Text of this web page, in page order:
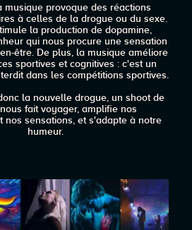
musique provoque des réactions
à celles de la drogue ou du sexe.
la production de dopamine,
qui nous procure une sensation
être. De plus, la musique améliore
sportives et cognitives : c'est un
dans les compétitions sportives.
la nouvelle drogue, un shoot de
fait voyager, amplifie nos
nos sensations, et s'adapte à notre
humeur.